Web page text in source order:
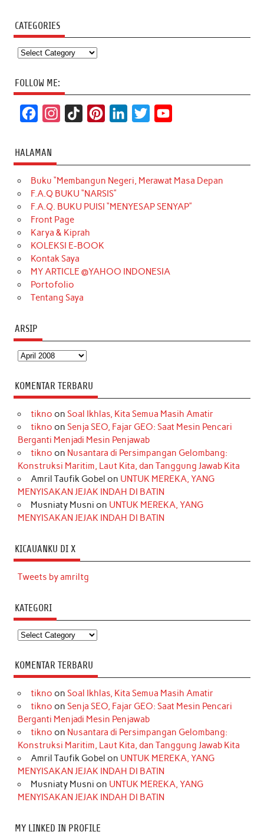
CATEGORIES
Categories
FOLLOW ME:
c
e
b
o
o
k
t
a
g
r
a
m
T
o
k
t
e
r
k
e
d
t
t
e
T
u
b
HALAMAN
Buku “Membangun Negeri, Merawat Masa Depan
F.A.Q BUKU “NARSIS”
F.A.Q. BUKU PUISI “MENYESAP SENYAP”
Front Page
Karya & Kiprah
KOLEKSI E-BOOK
Kontak Saya
MY ARTICLE @YAHOO INDONESIA
Portofolio
Tentang Saya
ARSIP
Arsip
KOMENTAR TERBARU
tikno on Soal Ikhlas, Kita Semua Masih Amatir
tikno on Senja SEO, Fajar GEO: Saat Mesin Pencari
Berganti Menjadi Mesin Penjawab
tikno on Nusantara di Persimpangan Gelombang:
Konstruksi Maritim, Laut Kita, dan Tanggung Jawab Kita
Amril Taufik Gobel on UNTUK MEREKA, YANG
MENYISAKAN JEJAK INDAH DI BATIN
Musniaty Musni on UNTUK MEREKA, YANG
MENYISAKAN JEJAK INDAH DI BATIN
KICAUANKU DI X
Tweets by amriltg
KATEGORI
Kategori
KOMENTAR TERBARU
tikno on Soal Ikhlas, Kita Semua Masih Amatir
tikno on Senja SEO, Fajar GEO: Saat Mesin Pencari
Berganti Menjadi Mesin Penjawab
tikno on Nusantara di Persimpangan Gelombang:
Konstruksi Maritim, Laut Kita, dan Tanggung Jawab Kita
Amril Taufik Gobel on UNTUK MEREKA, YANG
MENYISAKAN JEJAK INDAH DI BATIN
Musniaty Musni on UNTUK MEREKA, YANG
MENYISAKAN JEJAK INDAH DI BATIN
MY LINKED IN PROFILE